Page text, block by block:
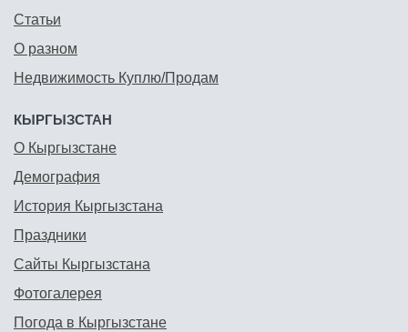
Статьи
О разном
Недвижимость Куплю/Продам
КЫРГЫЗСТАН
О Кыргызстане
Демография
История Кыргызстана
Праздники
Сайты Кыргызстана
Фотогалерея
Погода в Кыргызстане